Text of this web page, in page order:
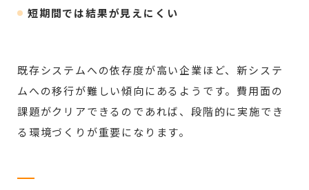
短期間では結果が見えにくい
既存システムへの依存度が高い企業ほど、新システ
ムへの移行が難しい傾向にあるようです。費用面の
課題がクリアできるのであれば、段階的に実施でき
る環境づくりが重要になります。